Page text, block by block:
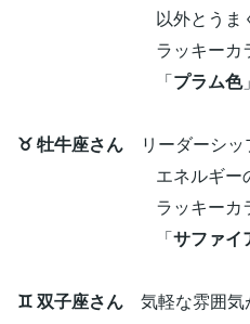
以外とうまく
ラッキーカラー
「プラム色
♉ 牡牛座さん リーダーシッ
エネルギーの
ラッキーカラー
「サファイ
♊ 双子座さん 気軽な雰囲気